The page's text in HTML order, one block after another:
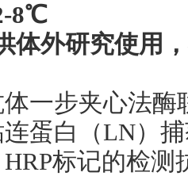
-8℃
体外研究使用
一步夹心法
蛋白（LN）
标记的检